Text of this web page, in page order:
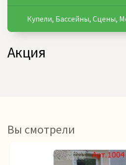
Купели, Бассейны, Сцены,
Акция
Вы смотрели